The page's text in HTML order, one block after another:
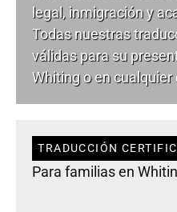
legal, inmigración y
Todas nuestras
válidas para su
Whiting o en cualquier
TRADUCCIÓN
Para familias en